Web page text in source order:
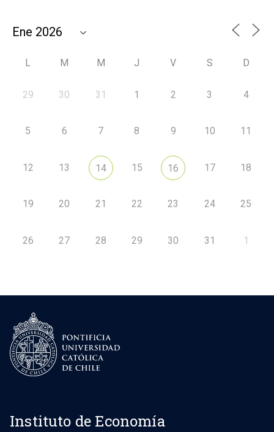
L M M J V S D
29 30 31 1 2 3 4
5 6 7 8 9 10 11
12 13 14 15 16 17 18
19 20 21 22 23 24 25
26 27 28 29 30 31 1
Instituto de Economía